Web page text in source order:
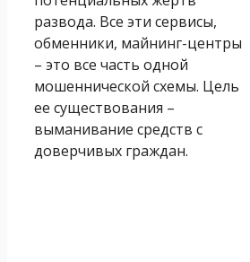
развода. Все эти сервисы,
обменники, майнинг-центры
– это все часть одной
мошеннической схемы. Цель
ее существования –
выманивание средств с
доверчивых граждан.